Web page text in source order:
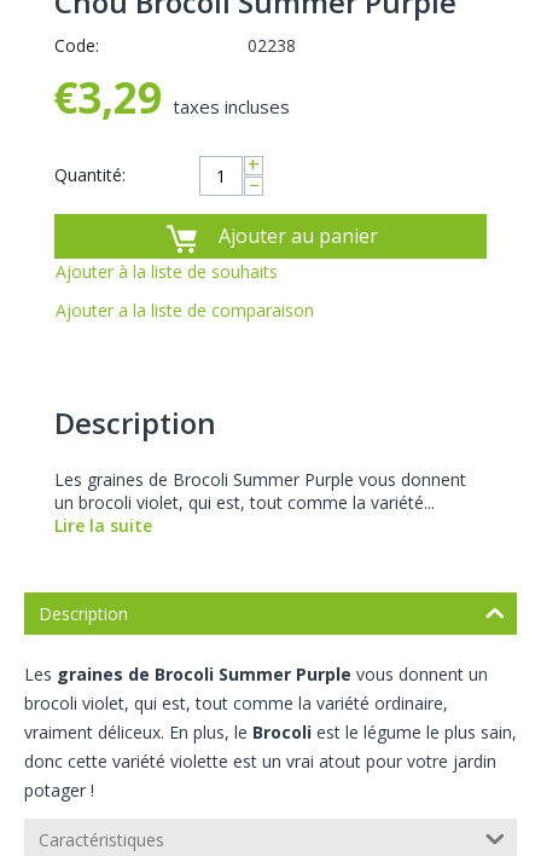
Code: 02238
€3,29 taxes incluses
Quantité: +
−
Ajouter au panier
Ajouter à la liste de souhaits
Ajouter a la liste de comparaison
Description
Les graines de Brocoli Summer Purple vous donnent
un brocoli violet, qui est, tout comme la variété...
Lire la suite
Description
Les graines de Brocoli Summer Purple vous donnent un
brocoli violet, qui est, tout comme la variété ordinaire,
vraiment déliceux. En plus, le Brocoli est le légume le plus sain,
donc cette variété violette est un vrai atout pour votre jardin
potager !
Caractéristiques